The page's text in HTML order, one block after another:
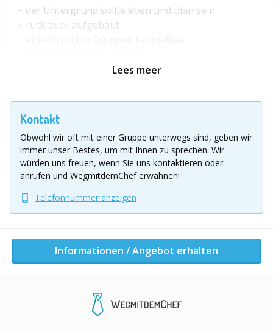
der Untergrund sollte eben und plan sein
ruck zuck aufgebaut
technische Daten: keine
Location Ausflug
Bundesweit
Informationen / Angebot erhalten
Andere Aktivitäten dieser Firma
Lees meer
Kontakt
Obwohl wir oft mit einer Gruppe unterwegs sind, geben wir
immer unser Bestes, um mit Ihnen zu sprechen. Wir
würden uns freuen, wenn Sie uns kontaktieren oder
anrufen und WegmitdemChef erwähnen!
Telefonnummer anzeigen
Informationen / Angebot erhalten